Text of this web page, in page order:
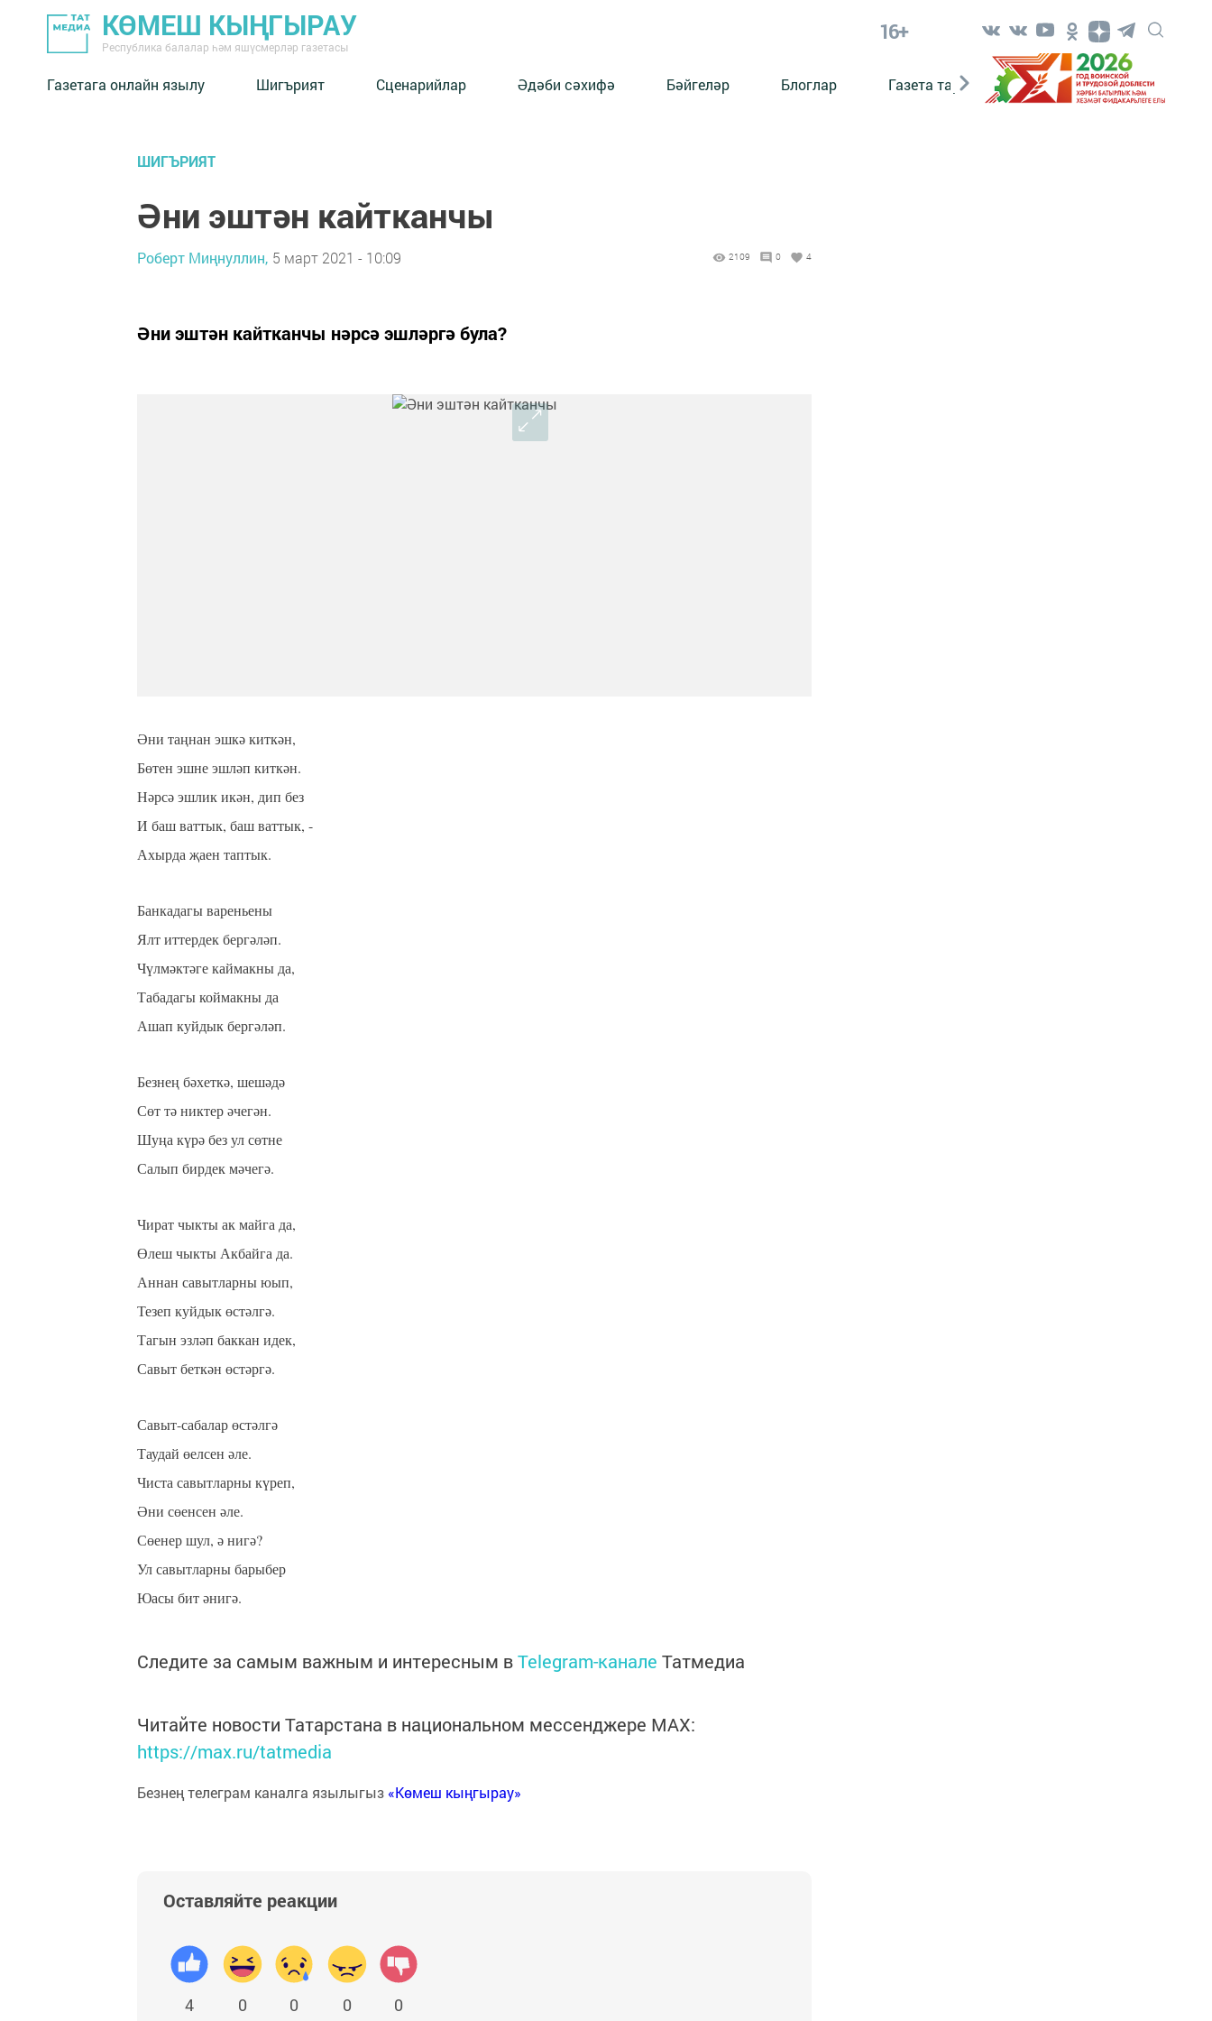
КӨМЕШ КЫҢГЫРАУ
Республика балалар һәм яшүсмерләр газетасы
16+
Газетага онлайн язылу Шигърият Сценарийлар Әдәби сәхифә Бәйгеләр Блоглар Газета тарихы Әкият Әкият
ШИГЪРИЯТ
Әни эштән кайтканчы
Роберт Миңнуллин, 5 март 2021 - 10:09 2109 0 4
Әни эштән кайтканчы нәрсә эшләргә була?
Әни таңнан эшкә киткән,
Бөтен эшне эшләп киткән.
Нәрсә эшлик икән, дип без
И баш ваттык, баш ваттык, -
Ахырда җаен таптык.
Банкадагы вареньены
Ялт иттердек бергәләп.
Чүлмәктәге каймакны да,
Табадагы коймакны да
Ашап куйдык бергәләп.
Безнең бәхеткә, шешәдә
Сөт тә никтер әчегән.
Шуңа күрә без ул сөтне
Салып бирдек мәчегә.
Чират чыкты ак майга да,
Өлеш чыкты Акбайга да.
Аннан савытларны юып,
Тезеп куйдык өстәлгә.
Тагын эзләп баккан идек,
Савыт беткән өстәргә.
Савыт-сабалар өстәлгә
Таудай өелсен әле.
Чиста савытларны күреп,
Әни сөенсен әле.
Сөенер шул, ә нигә?
Ул савытларны барыбер
Юасы бит әнигә.
Следите за самым важным и интересным вTelegram-канале Татмедиа
Читайте новости Татарстана в национальном мессенджере MАХ:
https://max.ru/tatmedia
Безнең телеграм каналга язылыгыз «Көмеш кыңгырау»
Оставляйте реакции
4 0 0 0 0